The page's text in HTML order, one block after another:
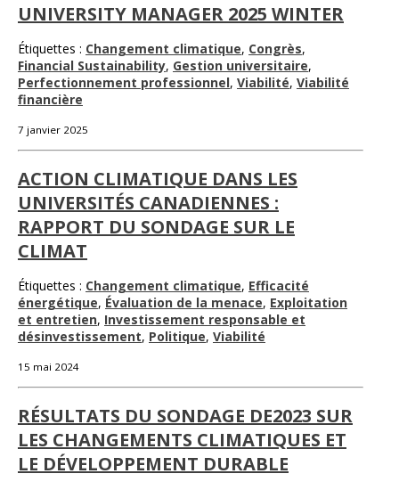
UNIVERSITY MANAGER 2025 WINTER
Étiquettes : Changement climatique, Congrès,
Financial Sustainability, Gestion universitaire,
Perfectionnement professionnel, Viabilité, Viabilité
financière
7 janvier 2025
ACTION CLIMATIQUE DANS LES
UNIVERSITÉS CANADIENNES :
RAPPORT DU SONDAGE SUR LE
CLIMAT
Étiquettes : Changement climatique, Efficacité
énergétique, Évaluation de la menace, Exploitation
et entretien, Investissement responsable et
désinvestissement, Politique, Viabilité
15 mai 2024
RÉSULTATS DU SONDAGE DE2023 SUR
LES CHANGEMENTS CLIMATIQUES ET
LE DÉVELOPPEMENT DURABLE